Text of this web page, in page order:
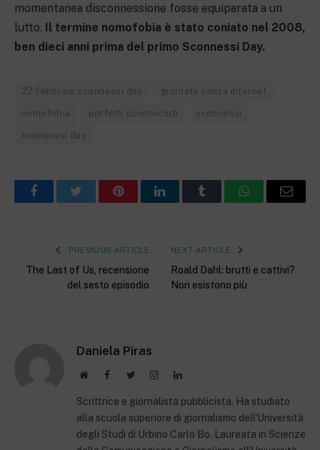
momentanea disconnessione fosse equiparata a un
lutto. Il termine nomofobia è stato coniato nel 2008,
ben dieci anni prima del primo Sconnessi Day.
22 febbraio sconnessi day giornata senza internet
nomofobia perfetti sconosciuti sconnessi
sconnessi day
FacebookTwitter PinterestLinkedInTumblr WhatsAppEmail
PREVIOUS ARTICLE
The Last of Us, recensione
del sesto episodio
NEXT ARTICLE
Roald Dahl: brutti e cattivi?
Non esistono più
Daniela Piras
WebsiteFacebookTwitterInstagramLinkedIn
Scrittrice e giornalista pubblicista. Ha studiato
alla scuola superiore di giornalismo dell'Università
degli Studi di Urbino Carlo Bo. Laureata in Scienze